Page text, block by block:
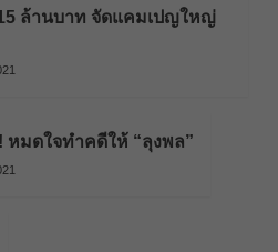
ล้านบาท จัดแคมเปญใหญ่
หมดใจทำคดีให้ “ลุงพล”